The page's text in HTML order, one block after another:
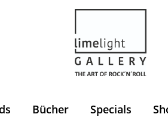
Bücher Specials